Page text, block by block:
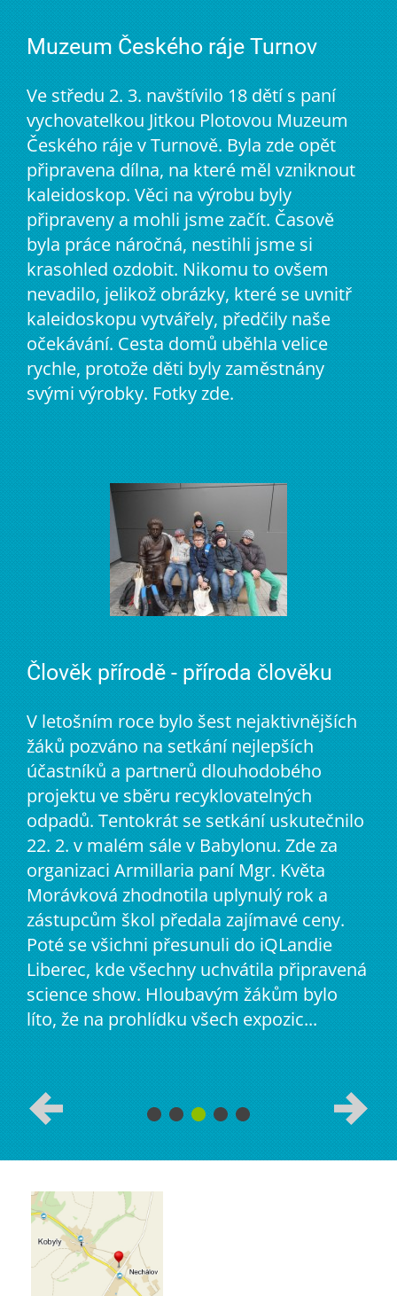
Muzeum Českého ráje Turnov
Ve středu 2. 3. navštívilo 18 dětí s paní
vychovatelkou Jitkou Plotovou Muzeum
Českého ráje v Turnově. Byla zde opět
připravena dílna, na které měl vzniknout
kaleidoskop. Věci na výrobu byly
připraveny a mohli jsme začít. Časově
byla práce náročná, nestihli jsme si
krasohled ozdobit. Nikomu to ovšem
nevadilo, jelikož obrázky, které se uvnitř
kaleidoskopu vytvářely, předčily naše
očekávání. Cesta domů uběhla velice
rychle, protože děti byly zaměstnány
svými výrobky. Fotky zde.
Člověk přírodě - příroda člověku
V letošním roce bylo šest nejaktivnějších
žáků pozváno na setkání nejlepších
účastníků a partnerů dlouhodobého
projektu ve sběru recyklovatelných
odpadů. Tentokrát se setkání uskutečnilo
22. 2. v malém sále v Babylonu. Zde za
organizaci Armillaria paní Mgr. Květa
Morávková zhodnotila uplynulý rok a
zástupcům škol předala zajímavé ceny.
Poté se všichni přesunuli do iQLandie
Liberec, kde všechny uchvátila připravená
science show. Hloubavým žákům bylo
líto, že na prohlídku všech expozic...